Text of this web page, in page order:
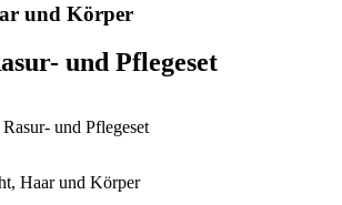
und Körper
und Pflegeset
und Pflegeset
Haar und Körper